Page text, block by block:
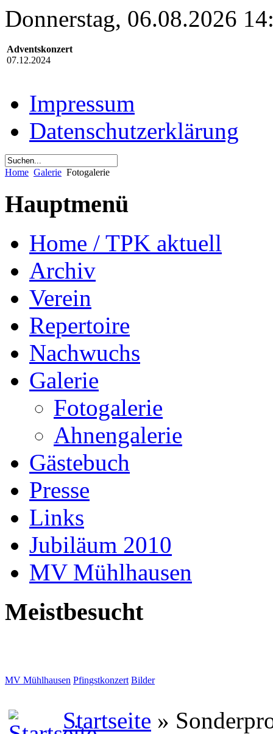
Donnerstag, 06.08.2026
Adventskonzert
07.12.2024
Impressum
Datenschutzerklärung
Home Galerie Fotogalerie
Hauptmenü
Home / TPK aktuell
Archiv
Verein
Repertoire
Nachwuchs
Galerie
Fotogalerie
Ahnengalerie
Gästebuch
Presse
Links
Jubiläum 2010
MV Mühlhausen
Meistbesucht
MV Mühlhausen Pfingstkonzert Bilder
Startseite »